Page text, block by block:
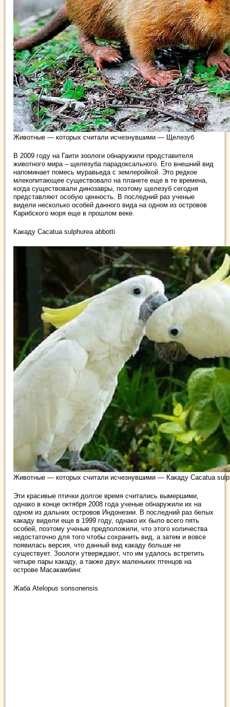
Животные — которых считали исчезнувшими — Щелезуб
В 2009 году на Гаити зоологи обнаружили представителя
животного мира – щелезуба парадоксального. Его внешний вид
напоминает помесь муравьеда с землеройкой. Это редкое
млекопитающее существовало на планете еще в те времена,
когда существовали динозавры, поэтому щелезуб сегодня
представляют особую ценность. В последний раз ученые
видели несколько особей данного вида на одном из островов
Карибского моря еще в прошлом веке.
Какаду Cacatua sulphurea abbotti
Животные — которых считали исчезнувшими — Какаду Cacatua
Эти красивые птички долгое время считались вымершими,
однако в конце октября 2008 года ученые обнаружили их на
одном из дальних островов Индонезии. В последний раз белых
какаду видели еще в 1999 году, однако их было всего пять
особей, поэтому ученые предположили, что этого количества
недостаточно для того чтобы сохранить вид, а затем и вовсе
появилась версия, что данный вид какаду больше не
существует. Зоологи утверждают, что им удалось встретить
четыре пары какаду, а также двух маленьких птенцов на
острове Масакамбинг.
Жаба Atelopus sonsonensis